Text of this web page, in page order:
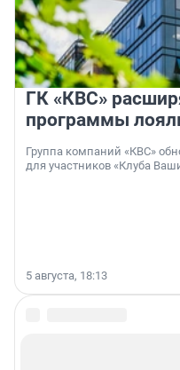
ГК «КВС»
программы
Группа компаний «КВС»
для участников «Клуба
5 августа, 18:13